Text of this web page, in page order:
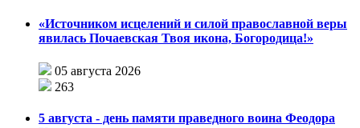
«Источником исцелений и силой православной веры
явилась Почаевская Твоя икона, Богородица!»
05 августа 2026
263
5 августа - день памяти праведного воина Феодора